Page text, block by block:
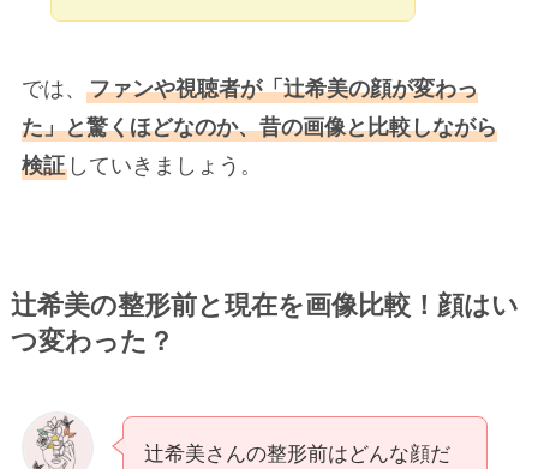
では、 ファンや視聴者が「辻希美の顔が変わっ
た」と驚くほどなのか、昔の画像と比較しながら
検証していきましょう。
辻希美の整形前と現在を画像比較！顔はい
つ変わった？
辻希美さんの整形前はどんな顔だ